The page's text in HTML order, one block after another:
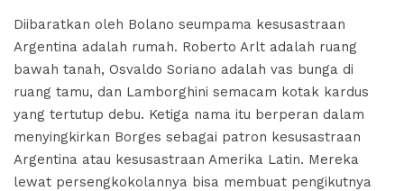
Diibaratkan oleh Bolano seumpama kesusastraan
Argentina adalah rumah. Roberto Arlt adalah ruang
bawah tanah, Osvaldo Soriano adalah vas bunga di
ruang tamu, dan Lamborghini semacam kotak kardus
yang tertutup debu. Ketiga nama itu berperan dalam
menyingkirkan Borges sebagai patron kesusastraan
Argentina atau kesusastraan Amerika Latin. Mereka
lewat persengkokolannya bisa membuat pengikutnya